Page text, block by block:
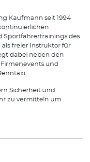
Kaufmann seit 1994
Sportfahrertrainings des
als freier Instruktor für
dabei neben den
und
Sicherheit und
zu vermitteln um